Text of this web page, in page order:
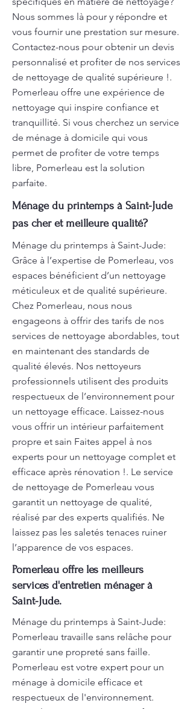
Nous sommes là pour y répondre et
vous fournir une prestation sur mesure.
Contactez-nous pour obtenir un devis
personnalisé et profiter de nos services
de nettoyage de qualité supérieure !.
Pomerleau offre une expérience de
nettoyage qui inspire confiance et
tranquillité. Si vous cherchez un service
de ménage à domicile qui vous
permet de profiter de votre temps
libre, Pomerleau est la solution
parfaite.
Ménage du printemps à Saint-Jude
pas cher et meilleure qualité?
Ménage du printemps à Saint-Jude:
Grâce à l’expertise de Pomerleau, vos
espaces bénéficient d’un nettoyage
méticuleux et de qualité supérieure.
Chez Pomerleau, nous nous
engageons à offrir des tarifs de nos
services de nettoyage abordables, tout
en maintenant des standards de
qualité élevés. Nos nettoyeurs
professionnels utilisent des produits
respectueux de l’environnement pour
un nettoyage efficace. Laissez-nous
vous offrir un intérieur parfaitement
propre et sain Faites appel à nos
experts pour un nettoyage complet et
efficace après rénovation !. Le service
de nettoyage de Pomerleau vous
garantit un nettoyage de qualité,
réalisé par des experts qualifiés. Ne
laissez pas les saletés tenaces ruiner
l’apparence de vos espaces.
Pomerleau offre les meilleurs
services d'entretien ménager à
Saint-Jude.
Ménage du printemps à Saint-Jude:
Pomerleau travaille sans relâche pour
garantir une propreté sans faille.
Pomerleau est votre expert pour un
ménage à domicile efficace et
respectueux de l'environnement.